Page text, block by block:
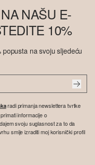
NAŠU E-
10%
na svoju sljedeću
radi primanja newslettera tvrtke
informacije o
svoju suglasnost za to da
smije izraditi moj korisnički profil